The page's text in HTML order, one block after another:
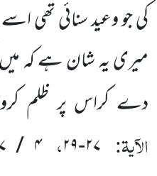
کی جو وعید سنائی تھی
میری یہ شان ہے کہ
دے کراس پر ظلم
الآیۃ: ۲۷-۲۹ ، ۴ / ۱۷۷